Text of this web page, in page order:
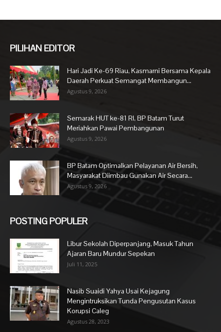
PILIHAN EDITOR
Hari Jadi Ke-69 Riau, Kasmarni Bersama Kepala
Daerah Perkuat Semangat Membangun...
Agustus 9, 2026
Semarak HUT ke-81 RI, BP Batam Turut
Meriahkan Pawai Pembangunan
Agustus 9, 2026
BP Batam Optimalkan Pelayanan Air Bersih,
Masyarakat Diimbau Gunakan Air Secara...
Agustus 9, 2026
POSTING POPULER
Libur Sekolah Diperpanjang, Masuk Tahun
Ajaran Baru Mundur Sepekan
Juli 11, 2025
Nasib Suaidi Yahya Usai Kejagung
Mengintruksikan Tunda Pengusutan Kasus
Korupsi Caleg
Agustus 28, 2023